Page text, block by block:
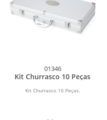
01346
Kit Churrasco 10 Peças
Kit Churrasco 10 Peças.